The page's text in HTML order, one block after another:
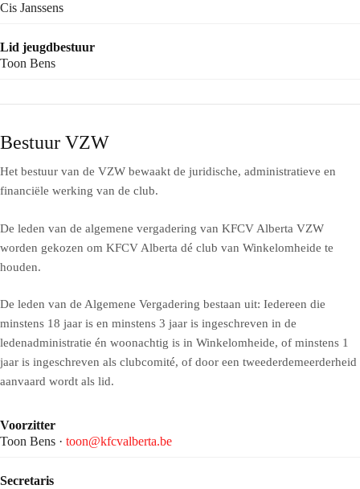
Cis Janssens
Lid jeugdbestuur
Toon Bens
Bestuur VZW
Het bestuur van de VZW bewaakt de juridische, administratieve en
financiële werking van de club.
De leden van de algemene vergadering van KFCV Alberta VZW
worden gekozen om KFCV Alberta dé club van Winkelomheide te
houden.
De leden van de Algemene Vergadering bestaan uit: Iedereen die
minstens 18 jaar is en minstens 3 jaar is ingeschreven in de
ledenadministratie én woonachtig is in Winkelomheide, of minstens 1
jaar is ingeschreven als clubcomité, of door een tweederdemeerderheid
aanvaard wordt als lid.
Voorzitter
Toon Bens · toon@kfcvalberta.be
Secretaris